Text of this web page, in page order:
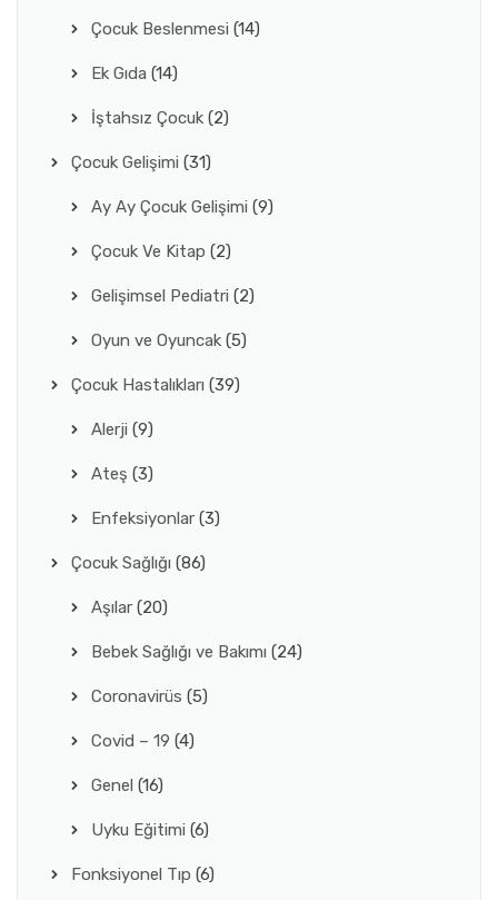
Çocuk Beslenmesi (14)
Ek Gıda (14)
İştahsız Çocuk (2)
Çocuk Gelişimi (31)
Ay Ay Çocuk Gelişimi (9)
Çocuk Ve Kitap (2)
Gelişimsel Pediatri (2)
Oyun ve Oyuncak (5)
Çocuk Hastalıkları (39)
Alerji (9)
Ateş (3)
Enfeksiyonlar (3)
Çocuk Sağlığı (86)
Aşılar (20)
Bebek Sağlığı ve Bakımı (24)
Coronavirüs (5)
Covid – 19 (4)
Genel (16)
Uyku Eğitimi (6)
Fonksiyonel Tıp (6)